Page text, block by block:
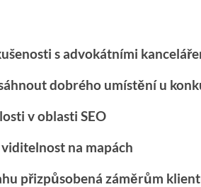
s advokátními
dobrého umístění u
v oblasti SEO
viditelnost na mapách
přizpůsobená záměrům